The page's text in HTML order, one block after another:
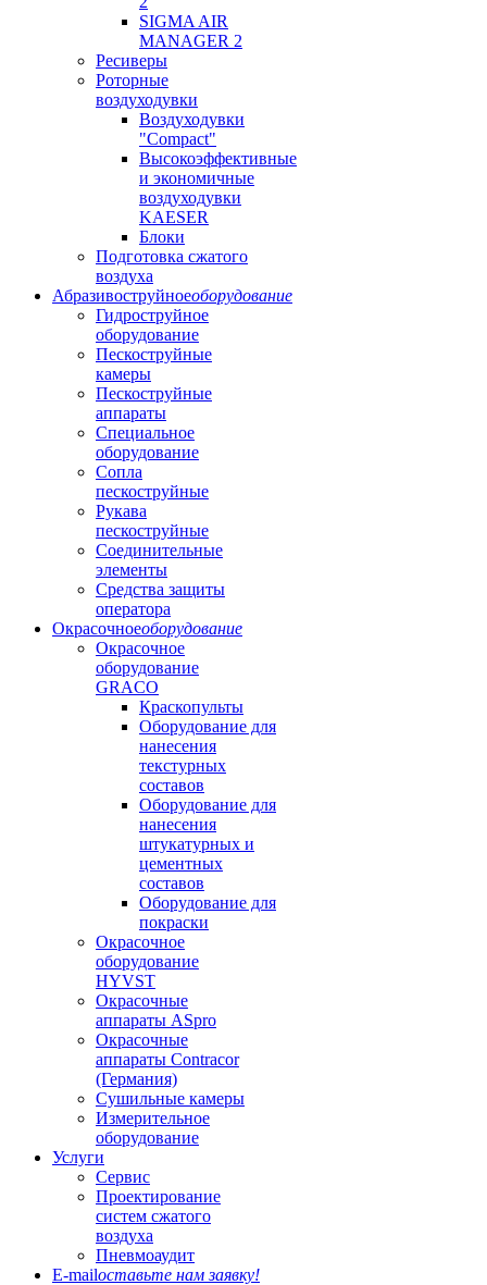
SIGMA AIR
MANAGER 2
Ресиверы
Роторные
воздуходувки
Воздуходувки
"Compact"
Высокоэффективные
и экономичные
воздуходувки
KAESER
Блоки
Подготовка сжатого
воздуха
Абразивоструйноеоборудование
Гидроструйное
оборудование
Пескоструйные
камеры
Пескоструйные
аппараты
Специальное
оборудование
Сопла
пескоструйные
Рукава
пескоструйные
Соединительные
элементы
Средства защиты
оператора
Окрасочноеоборудование
Окрасочное
оборудование
GRACO
Краскопульты
Оборудование для
нанесения
текстурных
составов
Оборудование для
нанесения
штукатурных и
цементных
составов
Оборудование для
покраски
Окрасочное
оборудование
HYVST
Окрасочные
аппараты ASpro
Окрасочные
аппараты Contracor
(Германия)
Сушильные камеры
Измерительное
оборудование
Услуги
Сервис
Проектирование
систем сжатого
воздуха
Пневмоаудит
E-mailоставьте нам заявку!